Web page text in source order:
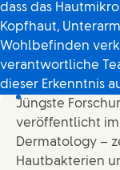
dass das
Kopfhaut,
Wohlbefinden
verantwortliche
dieser Erkenntnis
Jüngste
veröffentlicht im
Dermatology –
Hautbakterien